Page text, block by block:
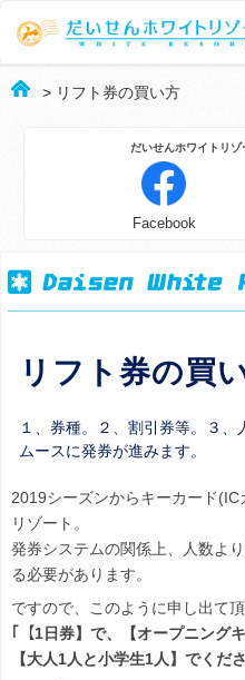
> リフト券の買い方
Facebook
リフト券の買
１、券種。２、割引券等。３
ムースに発券が進みます。
2019シーズンからキーカード
リゾート。
発券システムの関係上、人数よ
る必要があります。
ですので、このように申し出て頂
｢【1日券】で、【オープニング
【大人1人と小学生1人】でくだ